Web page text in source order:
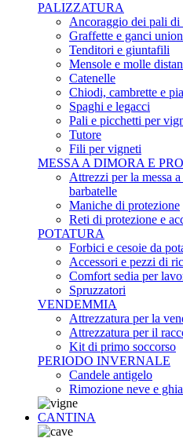
PALIZZATURA
Ancoraggio dei pali di
Graffette e ganci
Tenditori e giuntafili
Mensole e molle
Catenelle
Chiodi, cambrette e
Spaghi e legacci
Pali e picchetti per
Tutore
Fili per vigneti
MESSA A DIMORA E
Attrezzi per la messa
barbatelle
Maniche di protezione
Reti di protezione e
POTATURA
Forbici e cesoie da
Accessori e pezzi di
Comfort sedia per
Spruzzatori
VENDEMMIA
Attrezzatura per la
Attrezzatura per il
Kit di primo soccorso
PERIODO INVERNALE
Candele antigelo
Rimozione neve e
CANTINA